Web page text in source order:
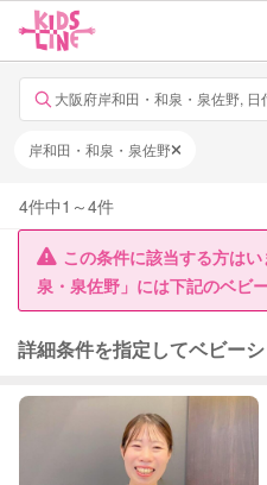
大阪府岸和田・和泉・泉佐野,
岸和田・和泉・泉佐野
4件中1 ～4件
この条件に該当する方は
泉・泉佐野」には下記のベビ
詳細条件を指定してベビー